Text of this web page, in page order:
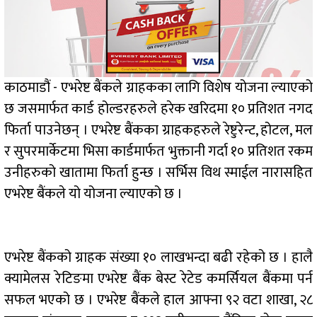
काठमाडौं - एभरेष्ट बैंकले ग्राहकका लागि विशेष योजना ल्याएको
छ जसमार्फत कार्ड होल्डरहरुले हरेक खरिदमा १० प्रतिशत नगद
फिर्ता पाउनेछन् । एभरेष्ट बैंकका ग्राहकहरुले रेष्टुरेन्ट, होटल, मल
र सुपरमार्केटमा भिसा कार्डमार्फत भुक्तानी गर्दा १० प्रतिशत रकम
उनीहरुको खातामा फिर्ता हुन्छ । सर्भिस विथ स्माईल नारासहित
एभरेष्ट बैंकले यो योजना ल्याएको छ ।
एभरेष्ट बैंकको ग्राहक संख्या १० लाखभन्दा बढी रहेको छ । हालै
क्यामेलस रेटिङमा एभरेष्ट बैंक बेस्ट रेटेड कमर्सियल बैंकमा पर्न
सफल भएको छ । एभरेष्ट बैंकले हाल आफ्ना ९२ वटा शाखा, २८